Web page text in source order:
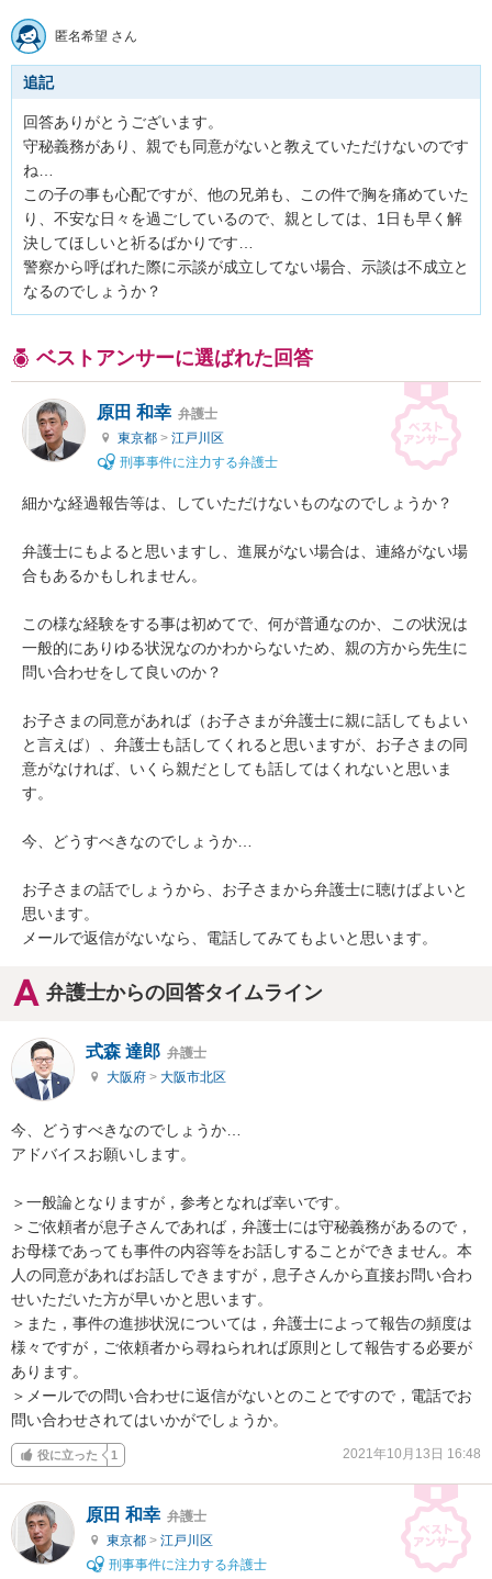
匿名希望 さん
追記
回答ありがとうございます。
守秘義務があり、親でも同意がないと教えていただけないのです
ね…
この子の事も心配ですが、他の兄弟も、この件で胸を痛めていた
り、不安な日々を過ごしているので、親としては、1日も早く解
決してほしいと祈るばかりです…
警察から呼ばれた際に示談が成立してない場合、示談は不成立と
なるのでしょうか？
ベストアンサーに選ばれた回答
原田 和幸 弁護士
東京都 > 江戸川区
刑事事件に注力する弁護士
細かな経過報告等は、していただけないものなのでしょうか？
弁護士にもよると思いますし、進展がない場合は、連絡がない場
合もあるかもしれません。
この様な経験をする事は初めてで、何が普通なのか、この状況は
一般的にありゆる状況なのかわからないため、親の方から先生に
問い合わせをして良いのか？
お子さまの同意があれば（お子さまが弁護士に親に話してもよい
と言えば）、弁護士も話してくれると思いますが、お子さまの同
意がなければ、いくら親だとしても話してはくれないと思いま
す。
今、どうすべきなのでしょうか…
お子さまの話でしょうから、お子さまから弁護士に聴けばよいと
思います。
メールで返信がないなら、電話してみてもよいと思います。
弁護士からの回答タイムライン
式森 達郎 弁護士
大阪府 > 大阪市北区
今、どうすべきなのでしょうか…
アドバイスお願いします。
＞一般論となりますが，参考となれば幸いです。
＞ご依頼者が息子さんであれば，弁護士には守秘義務があるので，
お母様であっても事件の内容等をお話しすることができません。本
人の同意があればお話しできますが，息子さんから直接お問い合わ
せいただいた方が早いかと思います。
＞また，事件の進捗状況については，弁護士によって報告の頻度は
様々ですが，ご依頼者から尋ねられれば原則として報告する必要が
あります。
＞メールでの問い合わせに返信がないとのことですので，電話でお
問い合わせされてはいかがでしょうか。
役に立った 1 2021年10月13日 16:48
原田 和幸 弁護士
東京都 > 江戸川区
刑事事件に注力する弁護士